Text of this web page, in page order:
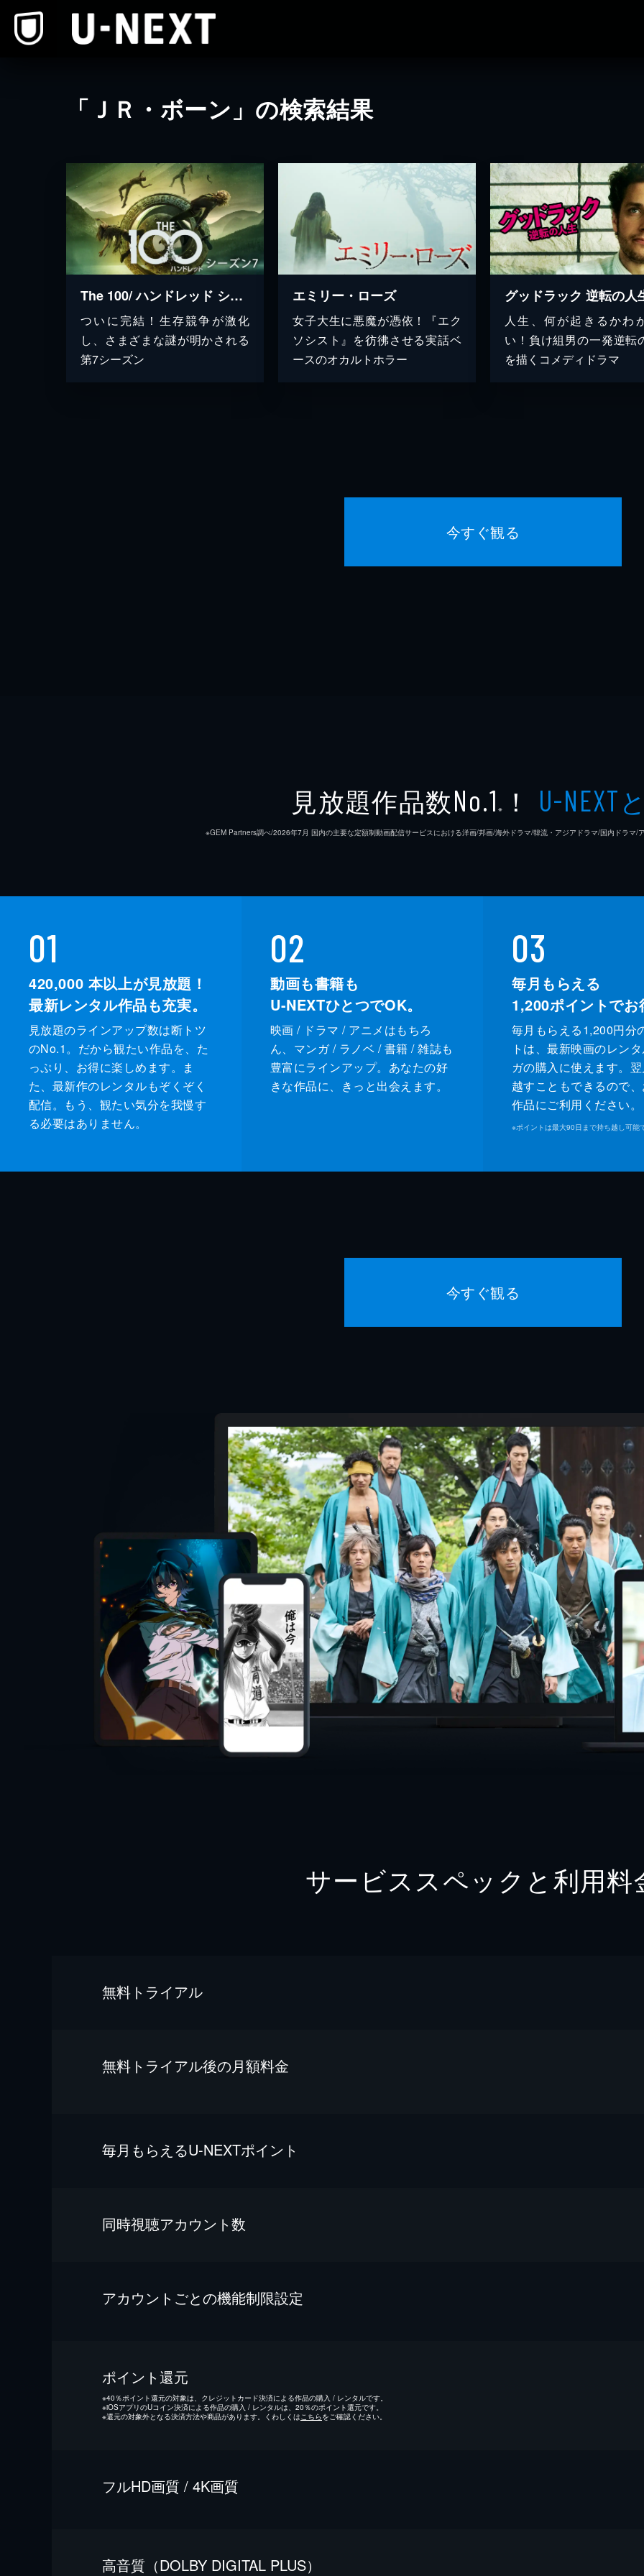
「ＪＲ・ボーン」の検索結果
The 100/ ハンドレッド シーズン７
ついに完結！生存競争が激化
し、さまざまな謎が明かされる
第7シーズン
エミリー・ローズ
女子大生に悪魔が憑依！『エク
ソシスト』を彷彿させる実話ベ
ースのオカルトホラー
グッドラック 逆転の人
人生、何が起きるかわ
い！負け組男の一発逆転
を描くコメディドラマ
今すぐ観る
見放題作品数No.1 ※ ！ U-NEXT
※GEM Partners調べ/2026年7⽉ 国内の主要な定額制動画配信サービスにおける洋画/邦画/海外ドラマ/韓流・アジアドラマ/国内ドラマ/
01
420,000 本以上が見放題！
最新レンタル作品も充実。
見放題のラインアップ数は断トツ
のNo.1。だから観たい作品を、た
っぷり、お得に楽しめます。ま
た、最新作のレンタルもぞくぞく
配信。もう、観たい気分を我慢す
る必要はありません。
02
動画も書籍も
U-NEXTひとつでOK。
映画 / ドラマ / アニメはもちろ
ん、マンガ / ラノベ / 書籍 / 雑誌も
豊富にラインアップ。あなたの好
きな作品に、きっと出会えます。
03
毎月もらえる
1,200ポイントでお
毎月もらえる1,200円分
トは、最新映画のレン
ガの購入に使えます。
越すこともできるので
作品にご利用ください。
※ポイントは最大90日まで持ち越し可能
今すぐ観る
サービススペックと利用料
無料トライアル
無料トライアル後の⽉額料金
毎⽉もらえるU-NEXTポイント
同時視聴アカウント数
アカウントごとの機能制限設定
ポイント還元
※40％ポイント還元の対象は、クレジットカード決済による作品の購入 / レンタルです。
※iOSアプリのUコイン決済による作品の購入 / レンタルは、20％のポイント還元です。
※還元の対象外となる決済方法や商品があります。くわしくは こちらをご確認ください。
フルHD画質 / 4K画質
⾼⾳質（DOLBY DIGITAL PLUS）